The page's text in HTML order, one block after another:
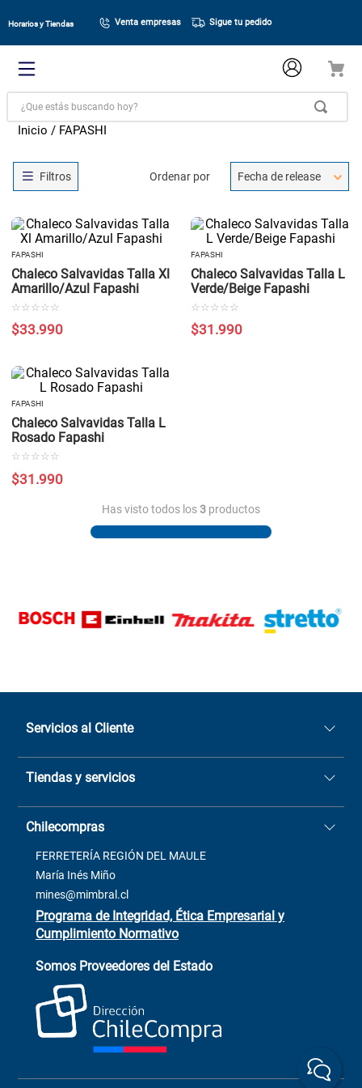
Horarios y Tiendas Venta empresas Sigue tu pedido
¿Que estás buscando hoy?
FAPASHI
Ordenar por Fecha de release
FAPASHI
Chaleco Salvavidas Talla Xl
Amarillo/Azul Fapashi
☆ ☆ ☆ ☆ ☆
$33.990
FAPASHI
Chaleco Salvavidas Talla L
Verde/Beige Fapashi
☆ ☆ ☆ ☆ ☆
$31 .990
FAPASHI
Chaleco Salvavidas Talla L
Rosado Fapashi
☆ ☆ ☆ ☆ ☆
$31 .990
Has visto todos los 3 productos
Servicios al Cliente
Quiénes somos
Sucursales
Términos y condiciones
Contacto
Venta Terreno
Trabaja con Nosotros
+56 9 6779 0465
+(73) 256
ChileCompras
+56 9 9888 9549
Tiendas y servicios
Casa Matriz: Avenida Chorrillos
2137 San Javier, Fono (73)
Chilecompras
FERRETERÍA REGIÓN DEL MAULE
María Inés Miño
mines@mimbral.cl
Programa de Integridad, Ética Empresarial y
Cumplimiento Normativo
Somos Proveedores del Estado